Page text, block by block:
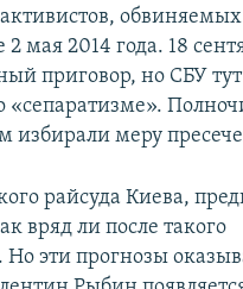
обвиняемых
мая 2014 года. 18
приговор, но СБУ
«сепаратизме».
избирали меру
райсуда Киева,
вряд ли после такого
Но эти прогнозы